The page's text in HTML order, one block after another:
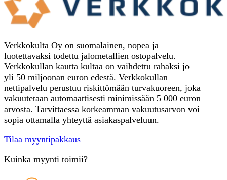
Verkkokulta Oy on suomalainen, nopea ja
luotettavaksi todettu jalometallien ostopalvelu.
Verkkokullan kautta kultaa on vaihdettu rahaksi jo
yli 50 miljoonan euron edestä. Verkkokullan
nettipalvelu perustuu riskittömään turvakuoreen, joka
vakuutetaan automaattisesti minimissään 5 000 euron
arvosta. Tarvittaessa korkeamman vakuutusarvon voi
sopia ottamalla yhteyttä asiakaspalveluun.
Tilaa myyntipakkaus
Kuinka myynti toimii?